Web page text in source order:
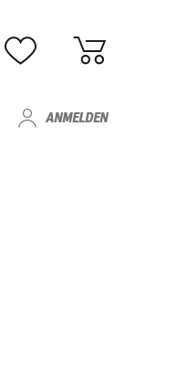
ANMELDEN